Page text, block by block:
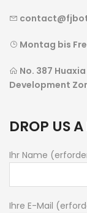
Montag bis
No. 387
Development
DROP US A
Ihr Name
Ihre E-Mail